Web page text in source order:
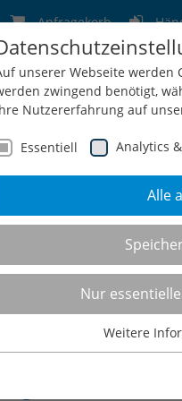
Anfragekorb
2026/28 -
unserer Webseite werden
zwingend benötigt,
Nutzererfahrung auf
Essentiell Analytics
Alle
Nur
Essentielle Cookies werden
Weitere